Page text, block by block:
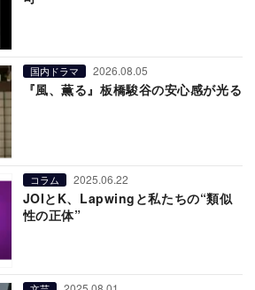
国内ドラマ 2026.08.05
『風、薫る』板橋駿谷の安心感が光る
コラム 2025.06.22
JOIとK、Lapwingと私たちの“類似
性の正体”